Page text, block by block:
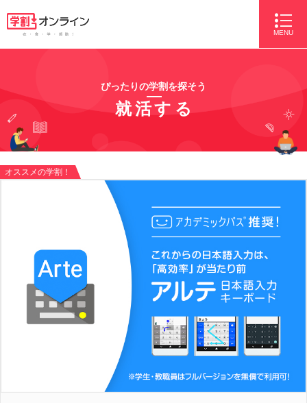
MENU
ぴったりの学割を探そう
就活する